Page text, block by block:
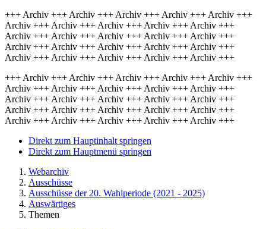
+++ Archiv +++ Archiv +++ Archiv +++ Archiv +++ Archiv +++
Archiv +++ Archiv +++ Archiv +++ Archiv +++ Archiv +++
Archiv +++ Archiv +++ Archiv +++ Archiv +++ Archiv +++
Archiv +++ Archiv +++ Archiv +++ Archiv +++ Archiv +++
Archiv +++ Archiv +++ Archiv +++ Archiv +++ Archiv +++
+++ Archiv +++ Archiv +++ Archiv +++ Archiv +++ Archiv +++
Archiv +++ Archiv +++ Archiv +++ Archiv +++ Archiv +++
Archiv +++ Archiv +++ Archiv +++ Archiv +++ Archiv +++
Archiv +++ Archiv +++ Archiv +++ Archiv +++ Archiv +++
Archiv +++ Archiv +++ Archiv +++ Archiv +++ Archiv +++
Direkt zum Hauptinhalt springen
Direkt zum Hauptmenü springen
Webarchiv
Ausschüsse
Ausschüsse der 20. Wahlperiode (2021 - 2025)
Auswärtiges
Themen